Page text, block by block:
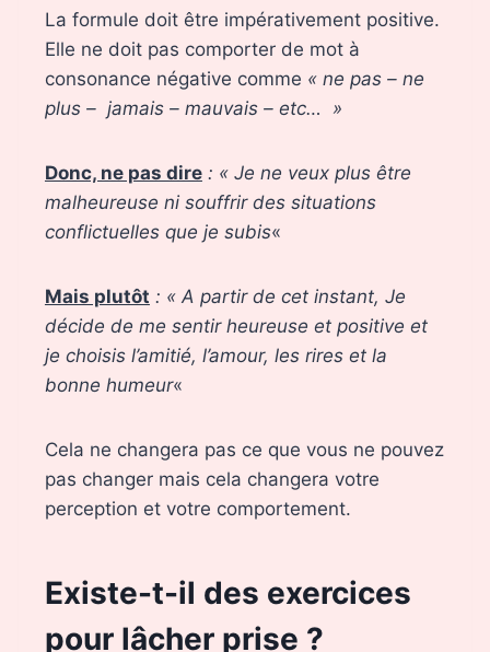
La formule doit être impérativement positive.
Elle ne doit pas comporter de mot à
consonance négative comme « ne pas – ne
plus – jamais – mauvais – etc… »
Donc, ne pas dire: « Je ne veux plus être
malheureuse ni souffrir des situations
conflictuelles que je subis«
Mais plutôt : « A partir de cet instant, Je
décide de me sentir heureuse et positive et
je choisis l’amitié, l’amour, les rires et la
bonne humeur«
Cela ne changera pas ce que vous ne pouvez
pas changer mais cela changera votre
perception et votre comportement.
Existe-t-il des exercices
pour lâcher prise ?